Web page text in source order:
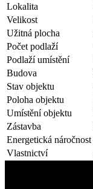
Lokalita
Velikost
Užitná plocha
Počet podlaží
Podlaží umístění
Budova
Stav objektu
Poloha objektu
Umístění objektu
Zástavba
Energetická náročnost
Vlastnictví